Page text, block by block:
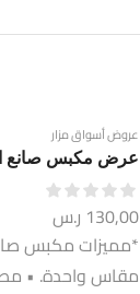
عروض أسواق مزار
عرض مكبس صانع
130,00 ر.س
مقاس واحدة. •